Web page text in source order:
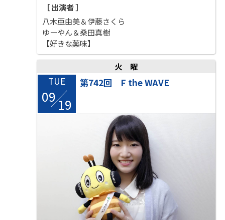
［ 出演者 ］
八木亜由美＆伊藤さくら
ゆーやん＆桑田真樹
【好きな薬味】
火曜
TUE
0919
第742回 F the WAVE